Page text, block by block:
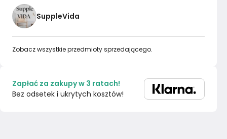
SuppleVida
Zobacz wszystkie przedmioty sprzedającego.
Zapłać za zakupy w 3 ratach!
Bez odsetek i ukrytych kosztów!